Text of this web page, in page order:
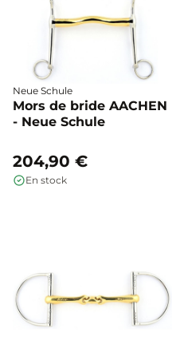
Neue Schule
Mors de bride AACHEN
- Neue Schule
204,90 €
En stock